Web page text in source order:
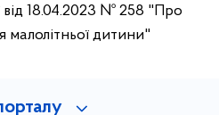
від 18.04.2023 № 258 "Про
дитини"